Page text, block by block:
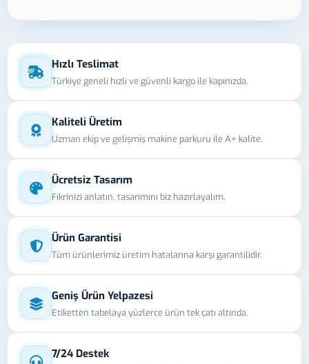
Hızlı Teslimat
Türkiye geneli hızlı ve güvenli kargo ile kapınızda.
Kaliteli Üretim
Uzman ekip ve gelişmiş makine parkuru ile A+ kalite.
Ücretsiz Tasarım
Fikrinizi anlatın, tasarımını biz hazırlayalım.
Ürün Garantisi
Tüm ürünlerimiz üretim hatalarına karşı garantilidir.
Geniş Ürün Yelpazesi
Etiketten tabelaya yüzlerce ürün tek çatı altında.
7/24 Destek